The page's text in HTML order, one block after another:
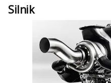
Silnik